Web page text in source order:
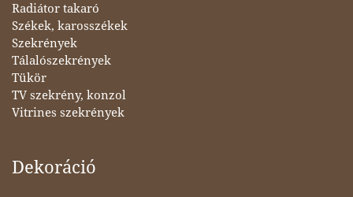
Radiátor takaró
Székek, karosszékek
Szekrények
Tálalószekrények
Tükör
TV szekrény, konzol
Vitrines szekrények
Dekoráció